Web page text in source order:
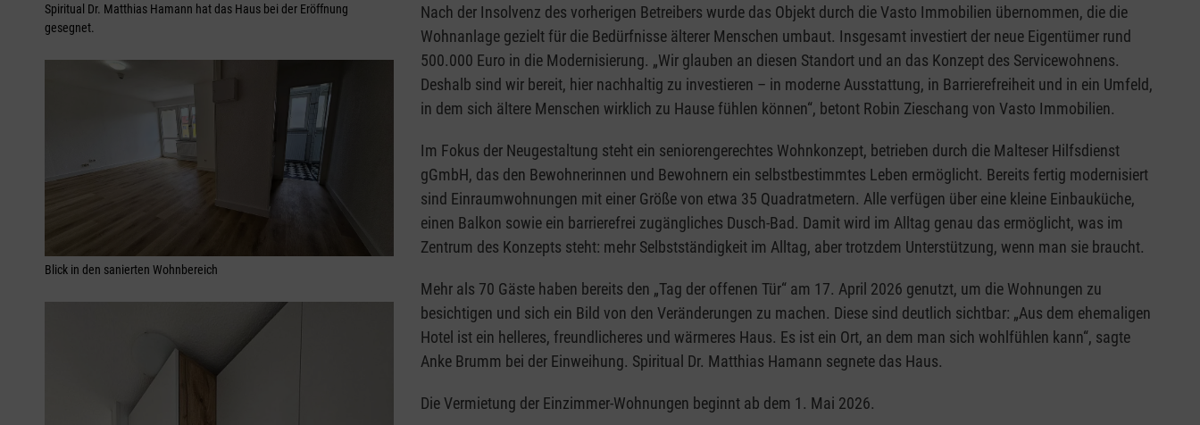
Spiritual Dr. Matthias Hamann hat das Haus bei der Eröffnung
gesegnet.
Blick in den sanierten Wohnbereich
Nach der Insolvenz des vorherigen Betreibers wurde das Objekt durch die Vasto Immobilien übernommen, die die
Wohnanlage gezielt für die Bedürfnisse älterer Menschen umbaut. Insgesamt investiert der neue Eigentümer rund
500.000 Euro in die Modernisierung. „Wir glauben an diesen Standort und an das Konzept des Servicewohnens.
Deshalb sind wir bereit, hier nachhaltig zu investieren – in moderne Ausstattung, in Barrierefreiheit und in ein Umfeld,
in dem sich ältere Menschen wirklich zu Hause fühlen können“, betont Robin Zieschang von Vasto Immobilien.
Im Fokus der Neugestaltung steht ein seniorengerechtes Wohnkonzept, betrieben durch die Malteser Hilfsdienst
gGmbH, das den Bewohnerinnen und Bewohnern ein selbstbestimmtes Leben ermöglicht. Bereits fertig modernisiert
sind Einraumwohnungen mit einer Größe von etwa 35 Quadratmetern. Alle verfügen über eine kleine Einbauküche,
einen Balkon sowie ein barrierefrei zugängliches Dusch-Bad. Damit wird im Alltag genau das ermöglicht, was im
Zentrum des Konzepts steht: mehr Selbstständigkeit im Alltag, aber trotzdem Unterstützung, wenn man sie braucht.
Mehr als 70 Gäste haben bereits den „Tag der offenen Tür“ am 17. April 2026 genutzt, um die Wohnungen zu
besichtigen und sich ein Bild von den Veränderungen zu machen. Diese sind deutlich sichtbar: „Aus dem ehemaligen
Hotel ist ein helleres, freundlicheres und wärmeres Haus. Es ist ein Ort, an dem man sich wohlfühlen kann“, sagte
Anke Brumm bei der Einweihung. Spiritual Dr. Matthias Hamann segnete das Haus.
Die Vermietung der Einzimmer-Wohnungen beginnt ab dem 1. Mai 2026.